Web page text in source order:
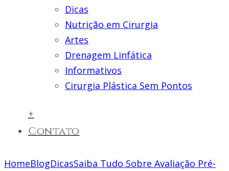
Dicas
Nutrição em Cirurgia
Artes
Drenagem Linfática
Informativos
Cirurgia Plástica Sem Pontos
+
Contato
HomeBlogDicasSaiba Tudo Sobre Avaliação Pré-